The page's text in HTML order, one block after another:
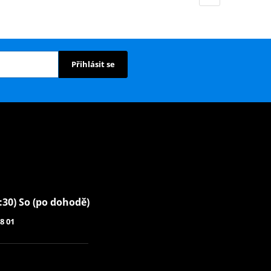
Přihlásit se
So (po dohodě)
01